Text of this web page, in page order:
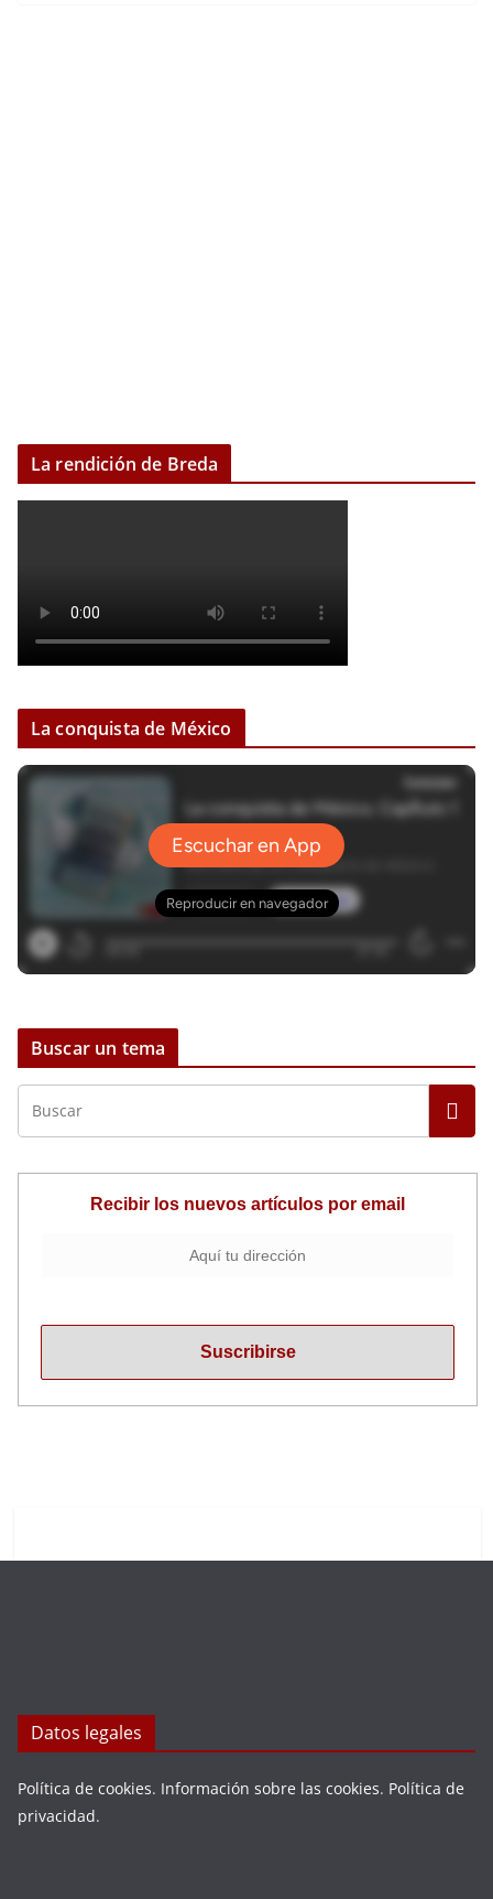
La rendición de Breda
La conquista de México
Buscar un tema
Recibir los nuevos artículos por email
Datos legales
Política de cookies. Información sobre las cookies. Política de
privacidad.